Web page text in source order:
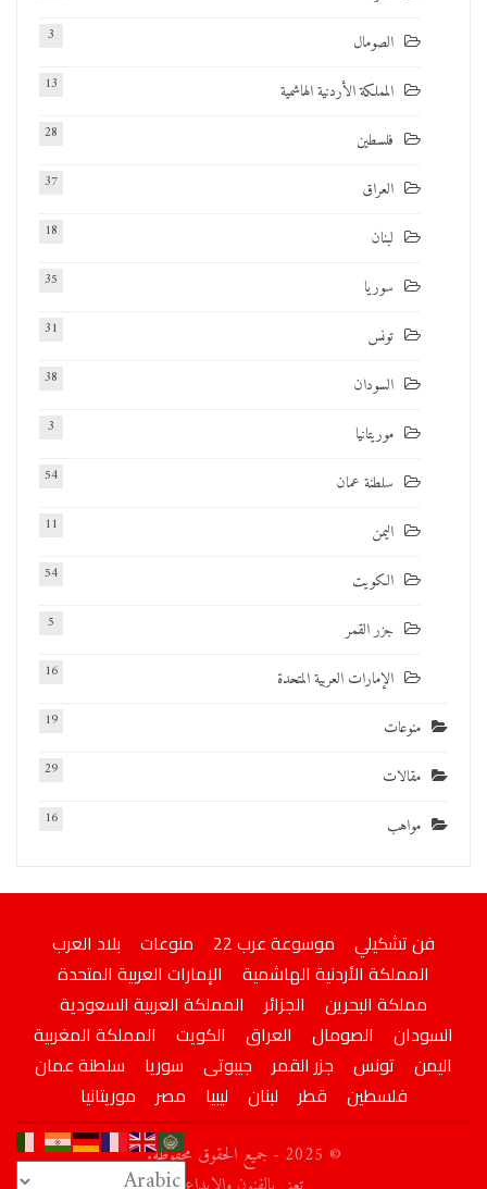
الصومال 3
المملكة الأردنية الهاشمية 13
فلسطين 28
العراق 37
لبنان 18
سوريا 35
تونس 31
السودان 38
موريتانيا 3
سلطنة عمان 54
اليمن 11
الكويت 54
جزر القمر 5
الإمارات العربية المتحدة 16
منوعات 19
مقالات 29
مواهب 16
فن تشكيلي موسوعة عرب 22 منوعات
بلاد العرب
المملكة الأردنية الهاشمية
الإمارات العربية المتحدة
مملكة البحرين
الجزائر
المملكة العربية السعودية
السودان
الصومال العراق الكويت
المملكة المغربية
اليمن
تونس جزر القمر جيبوتى سوريا
سلطنة عمان
فلسطين
قطر لبنان ليبيا مصر موريتانيا
© 2025 - جميع الحقوق محفوظة.